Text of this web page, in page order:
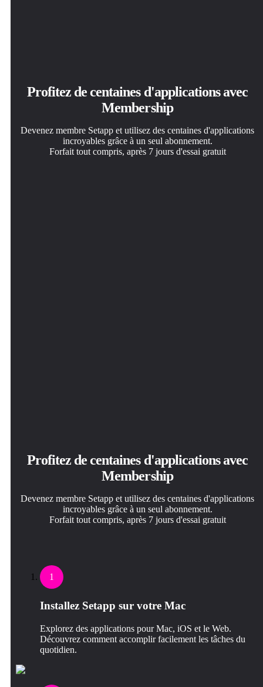
Profitez de centaines d'applications avec
Membership
Devenez membre Setapp et utilisez des centaines d'applications
incroyables grâce à un seul abonnement.
Forfait tout compris, après 7 jours d'essai gratuit
Profitez de centaines d'applications avec
Membership
Devenez membre Setapp et utilisez des centaines d'applications
incroyables grâce à un seul abonnement.
Forfait tout compris, après 7 jours d'essai gratuit
1
Installez Setapp sur votre Mac
Explorez des applications pour Mac, iOS et le Web.
Découvrez comment accomplir facilement les tâches du
quotidien.